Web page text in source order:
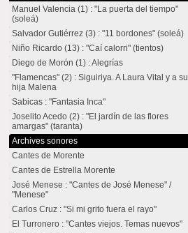
Manuel Valencia (1) : "La puerta del tiempo"
(soleá)
Salvador Gutiérrez (3) : "11 bordones" (soleá)
Niño Ricardo (13) : "Caí calorri" (tientos)
Diego de Morón (1) : Alegrías
"Flamencas" (2) : Siguiriya. A Laura Vital y a su
hija Malena
Sabicas : "Fantasia Inca"
Joselito Acedo (2) : "El jardín de las flores
amargas" (taranta)
Archives sonores
Cantes de Morente
Cantes de Estrella Morente
José Menese : "Cantes de José Menese" /
"Menese"
Carlos Cruz : "Si mi grito fuera el rayo"
El Turronero : "Cantes viejos. Temas nuevos"